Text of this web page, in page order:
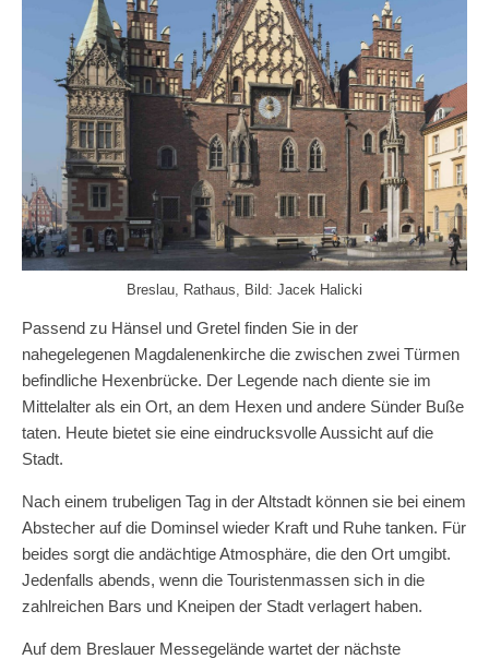
Breslau, Rathaus, Bild: Jacek Halicki
Passend zu Hänsel und Gretel finden Sie in der
nahegelegenen Magdalenenkirche die zwischen zwei Türmen
befindliche Hexenbrücke. Der Legende nach diente sie im
Mittelalter als ein Ort, an dem Hexen und andere Sünder Buße
taten. Heute bietet sie eine eindrucksvolle Aussicht auf die
Stadt.
Nach einem trubeligen Tag in der Altstadt können sie bei einem
Abstecher auf die Dominsel wieder Kraft und Ruhe tanken. Für
beides sorgt die andächtige Atmosphäre, die den Ort umgibt.
Jedenfalls abends, wenn die Touristenmassen sich in die
zahlreichen Bars und Kneipen der Stadt verlagert haben.
Auf dem Breslauer Messegelände wartet der nächste